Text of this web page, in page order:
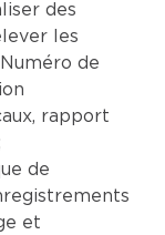
des
les
de
rapport
de
et